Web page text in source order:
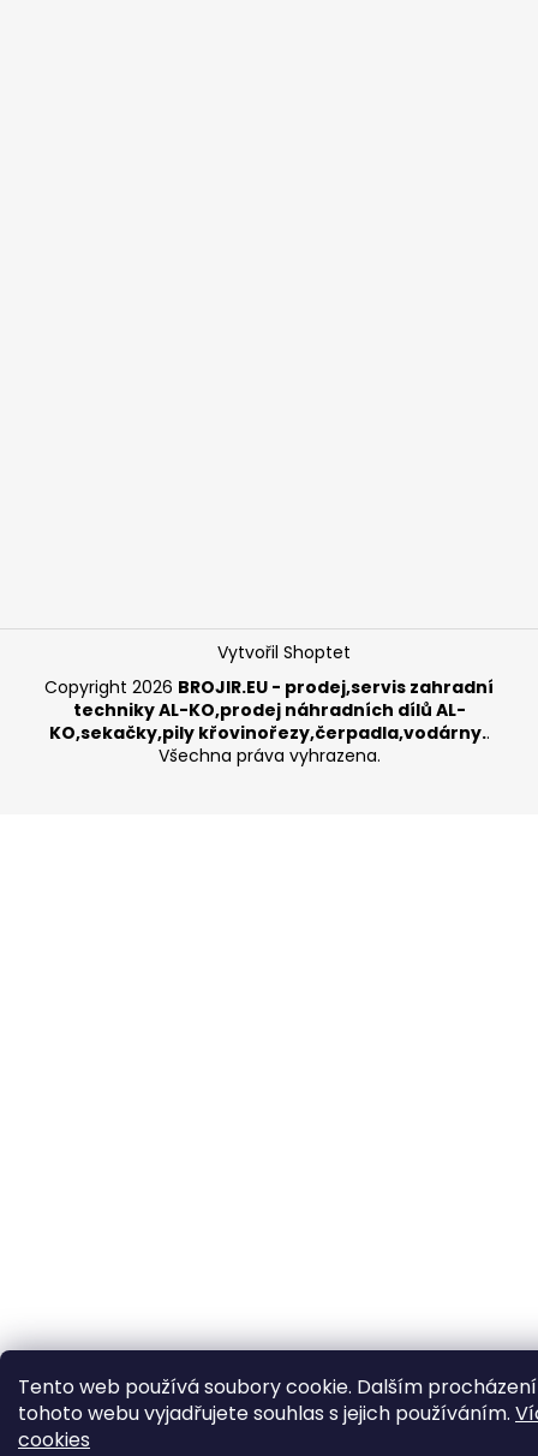
Tento web používá soubory cookie. Dalším
tohoto webu vyjadřujete souhlas s jejich používáním.
cookies
Vytvořil Shoptet
Copyright 2026 BROJIR.EU - prodej,servis zahradní
techniky AL-KO,prodej náhradních dílů AL-
KO,sekačky,pily křovinořezy,čerpadla,vodárny..
Všechna práva vyhrazena.